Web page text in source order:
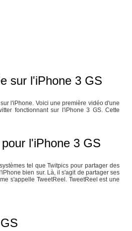
sur l'iPhone 3 GS
l'iPhone. Voici une première vidéo d'une
fonctionnant sur l'iPhone 3 GS. Cette
l'iPhone 3 GS
tel que Twitpics pour partager des
bien sur. Là, il s'agit de partager ses
s'appelle TweetReel. TweetReel est une